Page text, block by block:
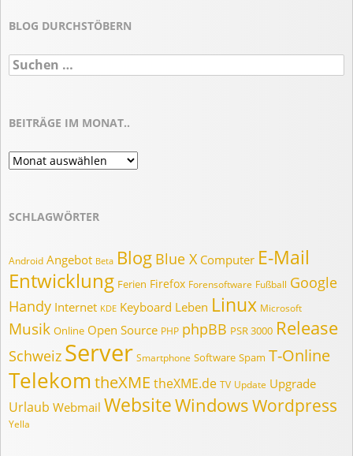
BLOG DURCHSTÖBERN
Suchen
nach:
BEITRÄGE IM MONAT..
Beiträge
im
SCHLAGWÖRTER
Android Angebot Beta Blog Blue X Computer E-Mail
Entwicklung Ferien Firefox Forensoftware Fußball Google
Handy Internet KDE Keyboard Leben Linux Microsoft
Musik Online Open Source PHP phpBB PSR 3000 Release
Schweiz Server Smartphone Software Spam T-Online
Telekom theXME theXME.de TV Update Upgrade
Urlaub Webmail WebsiteWindowsWordpress
Yella